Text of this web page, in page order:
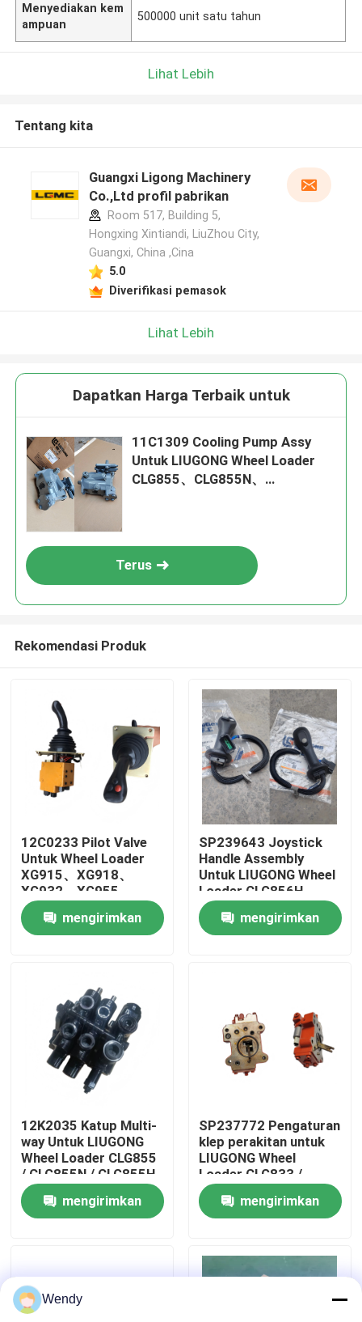
Rumah
Produk
Tentang kami
Tur Pabrik
Hubungi kami
Berita
Blog
Menyediakan kem
ampuan
500000 unit satu tahun
Lihat Lebih
Tentang kita
Guangxi Ligong Machinery
Co.,Ltd profil pabrikan
Room 517, Building 5,
Hongxing Xintiandi, LiuZhou City,
Guangxi, China ,Cina
5.0
Diverifikasi pemasok
Lihat Lebih
Dapatkan Harga Terbaik untuk
11C1309 Cooling Pump Assy
Untuk LIUGONG Wheel Loader
CLG855、CLG855N、
Terus
Rekomendasi Produk
12C0233 Pilot Valve
Untuk Wheel Loader
XG915、XG918、
XG932、XG955、
XG962、XG982 suku
cadangmengirimkan
SP239643 Joystick
Handle Assembly
Untuk LIUGONG Wheel
Loader CLG856H
Excavator CLG920D、
CLG922D、CLG925D
CLG933E、CLG936D、
mengirimkan
12K2035 Katup Multi-
way Untuk LIUGONG
Wheel Loader CLG855
/ CLG855N / CLG855H
CLG856 / CLG856H
CLG50CN / CLG50C
mengirimkan
SP237772 Pengaturan
klep perakitan untuk
LIUGONG Wheel
Loader CLG833 /
CLG833H CLG835 /
CLG835H CLG836 /
CLG836H ZL30E /
mengirimkan
Wendy